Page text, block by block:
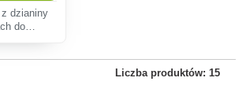
z dzianiny
do
Liczba produktów: 15